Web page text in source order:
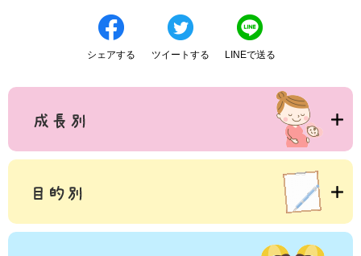
シェアする ツイートする LINEで送る